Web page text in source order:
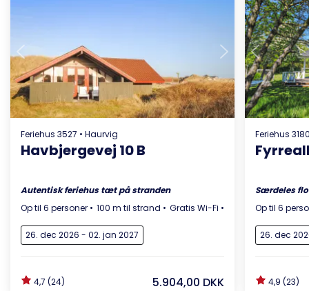
Indlæser...
Feriehus 3527 • Haurvig
Havbjergevej 10 B
Autentisk feriehus tæt på stranden
Op til 6 personer
100 m til strand Gratis Wi-Fi 7,5 km til butik
26. dec 2026 - 02. jan 2027
4,7 (24) 5.904,00 DKK
Feriehus
Særdeles
Op til 6
26. dec
4,9 (23)